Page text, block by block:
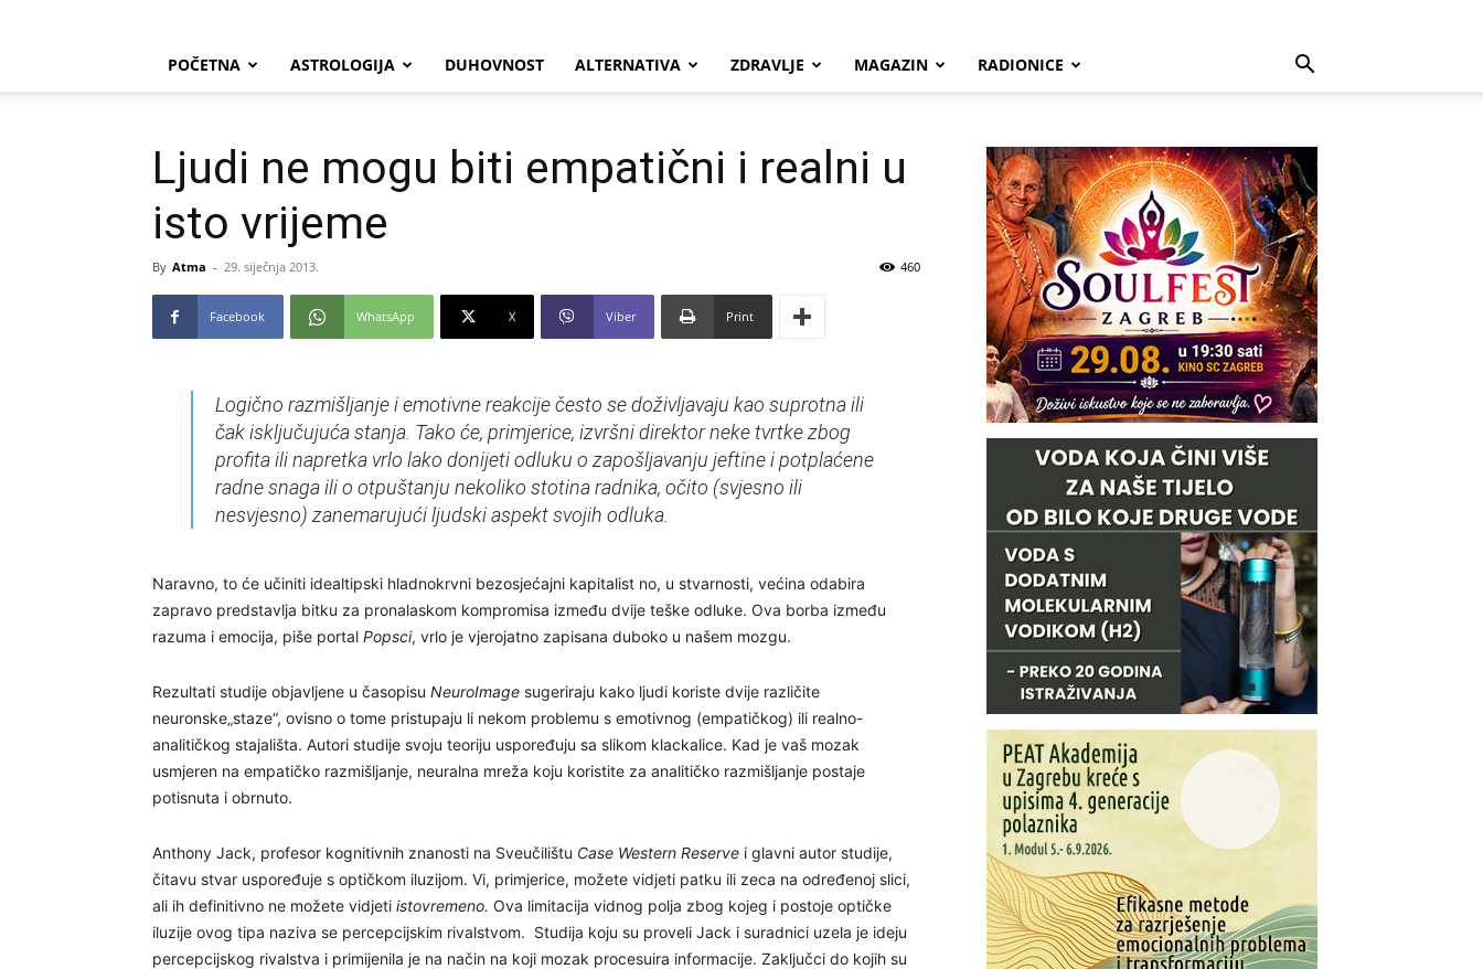
POČETNA ASTROLOGIJA DUHOVNOST ALTERNATIVA ZDRAVLJE MAGAZIN RADIONICE
Ljudi ne mogu biti empatični i realni u
isto vrijeme
By Atma - 29. siječnja 2013. 460
Facebook WhatsApp X Viber Print
Logično razmišljanje i emotivne reakcije često se doživljavaju kao suprotna ili
čak isključujuća stanja. Tako će, primjerice, izvršni direktor neke tvrtke zbog
profita ili napretka vrlo lako donijeti odluku o zapošljavanju jeftine i potplaćene
radne snaga ili o otpuštanju nekoliko stotina radnika, očito (svjesno ili
nesvjesno) zanemarujući ljudski aspekt svojih odluka.
Naravno, to će učiniti idealtipski hladnokrvni bezosjećajni kapitalist no, u stvarnosti, većina odabira
zapravo predstavlja bitku za pronalaskom kompromisa između dvije teške odluke. Ova borba između
razuma i emocija, piše portal Popsci, vrlo je vjerojatno zapisana duboko u našem mozgu.
Rezultati studije objavljene u časopisu NeuroImage sugeriraju kako ljudi koriste dvije različite
neuronske„staze“, ovisno o tome pristupaju li nekom problemu s emotivnog (empatičkog) ili realno-
analitičkog stajališta. Autori studije svoju teoriju uspoređuju sa slikom klackalice. Kad je vaš mozak
usmjeren na empatičko razmišljanje, neuralna mreža koju koristite za analitičko razmišljanje postaje
potisnuta i obrnuto.
Anthony Jack, profesor kognitivnih znanosti na Sveučilištu Case Western Reserve i glavni autor studije,
čitavu stvar uspoređuje s optičkom iluzijom. Vi, primjerice, možete vidjeti patku ili zeca na određenoj slici,
ali ih definitivno ne možete vidjeti istovremeno. Ova limitacija vidnog polja zbog kojeg i postoje optičke
iluzije ovog tipa naziva se percepcijskim rivalstvom. Studija koju su proveli Jack i suradnici uzela je ideju
percepcijskog rivalstva i primijenila je na način na koji mozak procesuira informacije. Zaključci do kojih su